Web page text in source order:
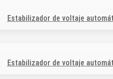
Estabilizador de voltaje
Estabilizador de voltaje